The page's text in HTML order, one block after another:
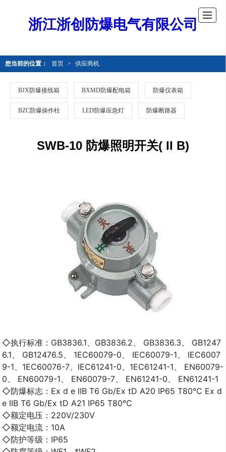
浙江浙创防爆电气有限公司
您当前的位置： 首页 > 供应商机
BJX防爆接线箱 BXMD防爆配电箱 防爆仪表箱
BZC防爆操作柱 LED防爆应急灯 防爆断路器
SWB-10 防爆照明开关( II B)
◇执行标准：GB3836.1、GB3836.2、 GB3836.3、 GB1247
6.1、 GB12476.5、 1EC60079-0、 IEC60079-1、 IEC6007
9-1、1EC60076-7、IEC61241-0、1EC61241-1、 EN60079-
0、 EN60079-1、 EN60079-7、 EN61241-0、 EN61241-1
◇防爆标志：Ex d e IIB T6 Gb/Ex tD A20 IP65 T80°C Ex d
e IIB T6 Gb/Ex tD A21 IP65 T80°C
◇额定电压：220V/230V
◇额定电流：10A
◇防护等级：IP65